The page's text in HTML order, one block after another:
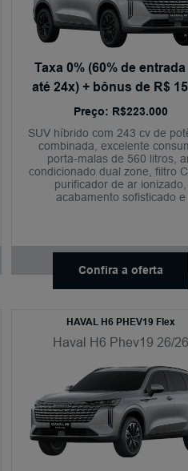
Taxa 0% (60% de entrada
até 24x) + bônus de R$
Preço: R$223.000
SUV híbrido com 243 cv de
combinada, excelente
porta-malas de 560 litros,
condicionado dual zone, filtro
purificador de ar ionizado,
acabamento sofisticado e
Confira a oferta
HAVAL H6 PHEV19 Flex
Haval H6 Phev19 26/26